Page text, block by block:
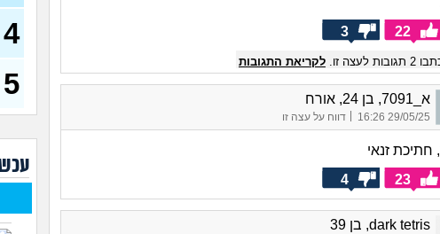
22
3
2 תגובות לעצה זו. לקריאת התגובות
א_7091, בן 24, אורח
29/05/25 16:26
| דווח על עצה זו
חתיכת זנאי
23
4
dark tetris, בן 39
או
4
5